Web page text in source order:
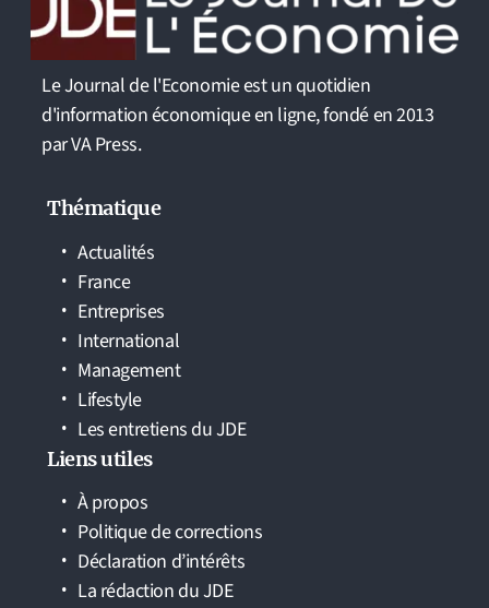
Le Journal de l'Economie est un quotidien
d'information économique en ligne, fondé en 2013
par VA Press.
Thématique
Actualités
France
Entreprises
International
Management
Lifestyle
Les entretiens du JDE
Liens utiles
À propos
Politique de corrections
Déclaration d’intérêts
La rédaction du JDE